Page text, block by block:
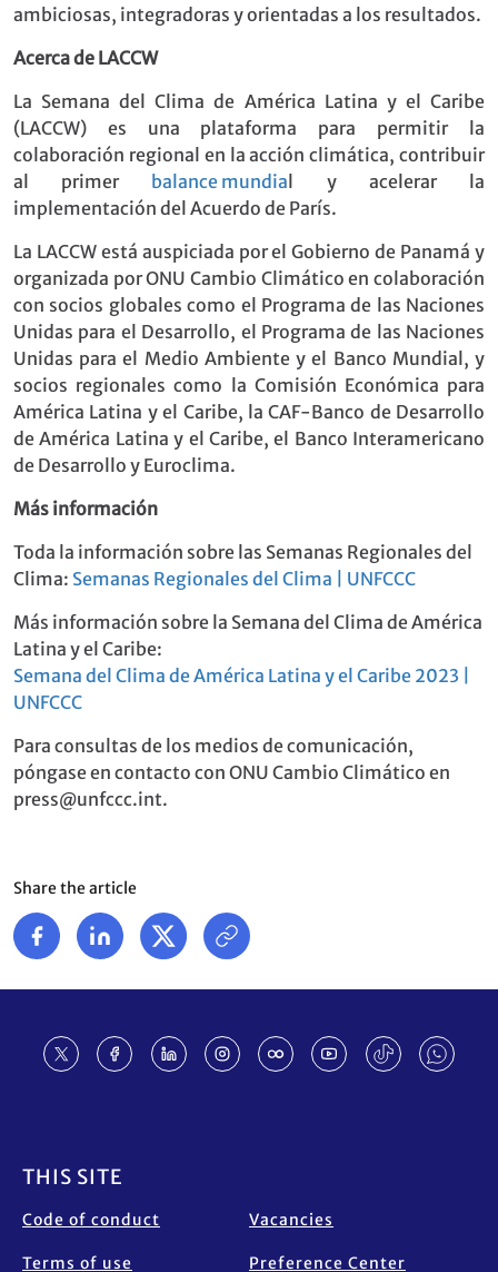
ambiciosas, integradoras y orientadas a los resultados.
Acerca de LACCW
La Semana del Clima de América Latina y el Caribe
(LACCW) es una plataforma para permitir la
colaboración regional en la acción climática, contribuir
al primer balance mundial y acelerar la
implementación del Acuerdo de París.
La LACCW está auspiciada por el Gobierno de Panamá y
organizada por ONU Cambio Climático en colaboración
con socios globales como el Programa de las Naciones
Unidas para el Desarrollo, el Programa de las Naciones
Unidas para el Medio Ambiente y el Banco Mundial, y
socios regionales como la Comisión Económica para
América Latina y el Caribe, la CAF-Banco de Desarrollo
de América Latina y el Caribe, el Banco Interamericano
de Desarrollo y Euroclima.
Más información
Toda la información sobre las Semanas Regionales del
Clima: Semanas Regionales del Clima | UNFCCC
Más información sobre la Semana del Clima de América
Latina y el Caribe:
Semana del Clima de América Latina y el Caribe 2023 |
UNFCCC
Para consultas de los medios de comunicación,
póngase en contacto con ONU Cambio Climático en
press@unfccc.int.
Share the article
THIS SITE
Code of conduct
Terms of use
Vacancies
Preference Center